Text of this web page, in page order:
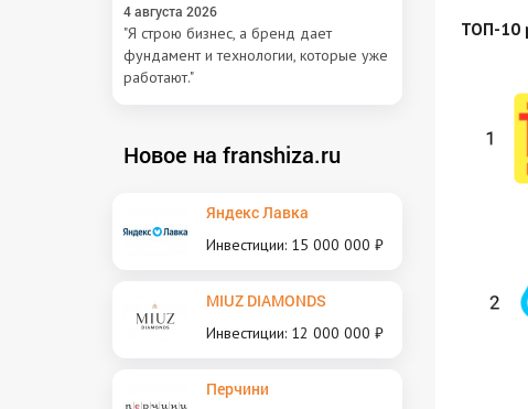
ТОП-10
4 августа 2026
"Я строю бизнес, а бренд дает
фундамент и технологии, которые уже
работают."
Новое на franshiza.ru
Яндекс Лавка
Инвестиции: 15 000 000 ₽
MIUZ DIAMONDS
Инвестиции: 12 000 000 ₽
Перчини